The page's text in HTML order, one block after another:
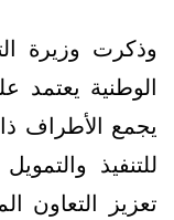
وذكرت وزيرة
الوطنية
يجمع الأطراف
للتنفيذ
تعزيز التعاون